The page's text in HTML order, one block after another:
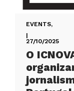
EVENTS,
|
27/10/2025
O